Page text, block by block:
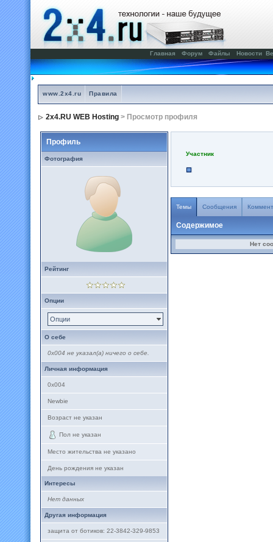
Главная Форум Файлы Новости
www.2x4.ru Правила
2x4.RU WEB Hosting > Просмотр профиля
Профиль
Фотография
Рейтинг
Опции
Опции
О себе
0x004 не указал(а) ничего о себе.
Личная информация
0x004
Newbie
Возраст не указан
Пол не указан
Место жительства не указано
День рождения не указан
Интересы
Нет данных
Другая информация
защита от ботиков: 22-3842-329-9853
Участник
Темы Сообщения
Содержимое
Нет